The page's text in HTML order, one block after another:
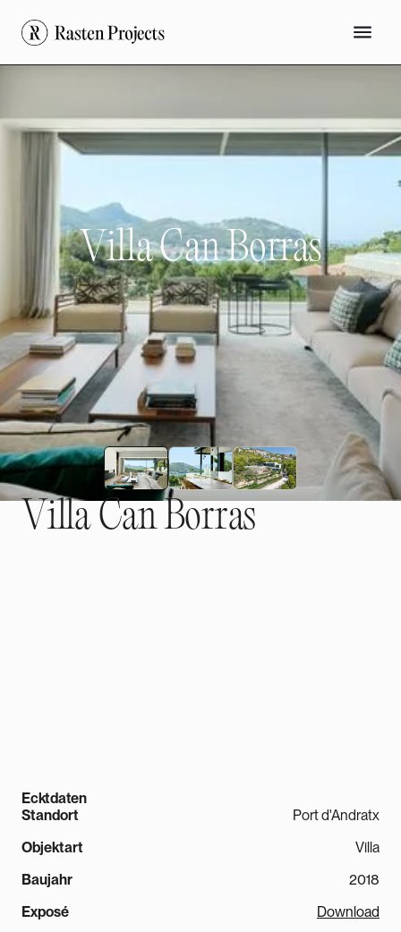
VillaCanBorras
Villa CanBorras
Ecktdaten
Standort
Port d'Andratx
Objektart
Villa
Baujahr
2018
Exposé
Download